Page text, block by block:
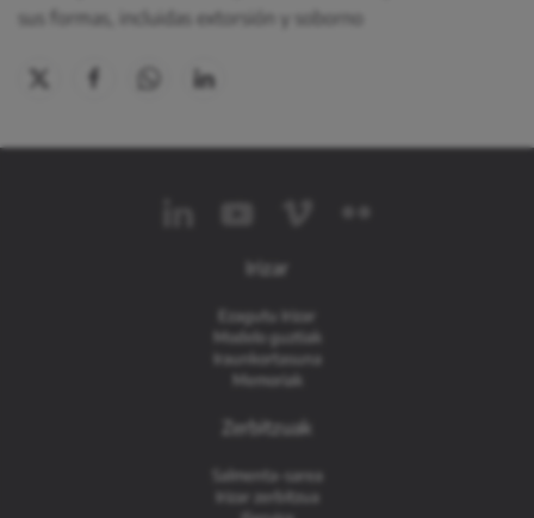
sus formas, incluidas extorsión y soborno
Irizar
Ezagutu Irizar
Modelo guztiak
Iraunkortasuna
Memoriak
Zerbitzuak
Salmenta-sarea
Irizar zerbitzua